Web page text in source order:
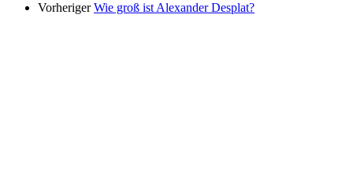
Vorheriger Wie groß ist Alexander Desplat?